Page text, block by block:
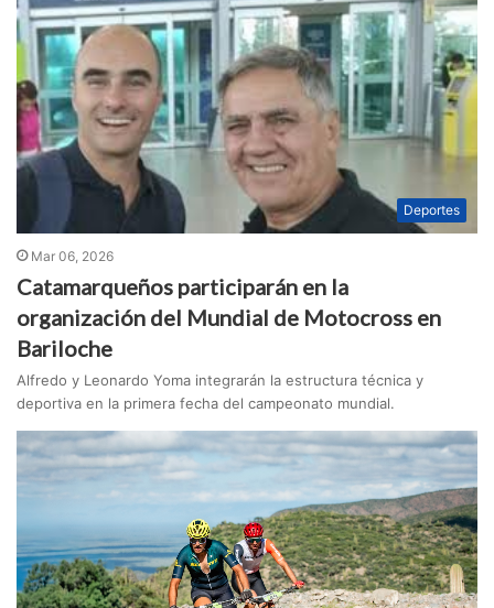
Deportes
Mar 06, 2026
Catamarqueños participarán en la
organización del Mundial de Motocross en
Bariloche
Alfredo y Leonardo Yoma integrarán la estructura técnica y
deportiva en la primera fecha del campeonato mundial.